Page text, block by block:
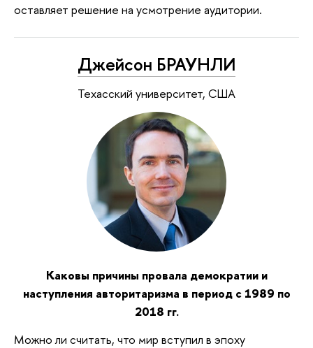
оставляет решение на усмотрение аудитории.
Джейсон БРАУНЛИ
Техасский университет, США
Каковы причины провала демократии и
наступления авторитаризма в период с 1989 по
2018 гг.
Можно ли считать, что мир вступил в эпоху